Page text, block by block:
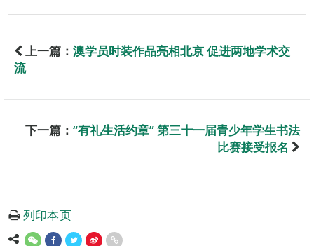
上一篇： 澳学员时装作品亮相北京 促进两地学术交
流
下一篇： “有礼生活约章” 第三十一届青少年学生书法
比赛接受报名
列印本页